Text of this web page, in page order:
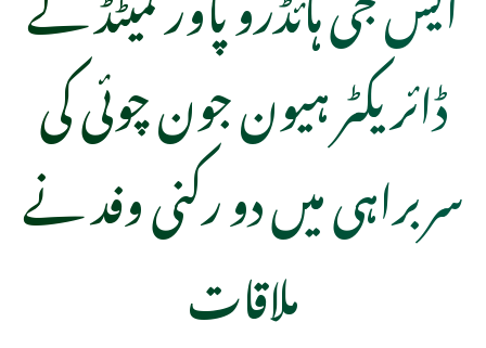
ڈائریکٹر ہیون جون چوئی کی
سربراہی میں دو رکنی وفد نے
ملاقات